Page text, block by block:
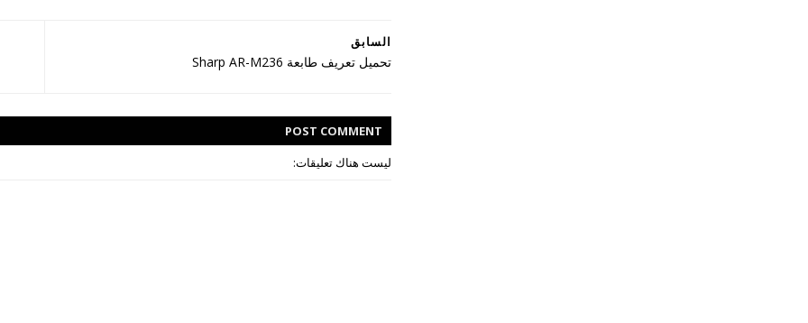
السابق
تحميل تعريف طابعة Sharp AR-M236
POST COMMENT
ليست هناك تعليقات: